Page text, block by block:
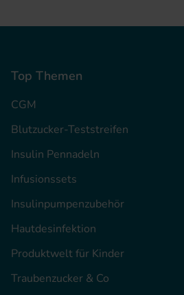
Top Themen
CGM
Blutzucker-Teststreifen
Insulin Pennadeln
Infusionssets
Insulinpumpenzubehör
Hautdesinfektion
Produktwelt für Kinder
Traubenzucker & Co